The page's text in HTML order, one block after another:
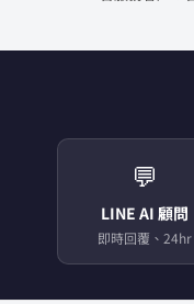
💬
LINE AI 顧問
即時回覆、24hr